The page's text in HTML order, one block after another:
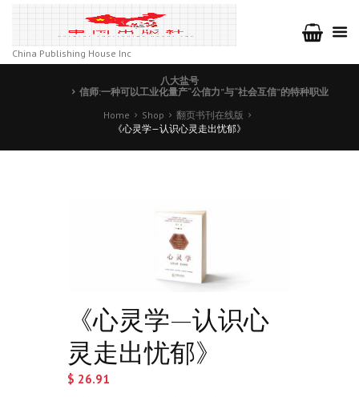
China Publishing House Inc
八大盐号
信师:一种可以工业化量产“公信力”与“社会互信”的特种职业
Home
Shop
翻页书刊在线版
《心灵学—认识心灵走出忧郁》
《心灵学—认识心
灵走出忧郁》
$ 26.91